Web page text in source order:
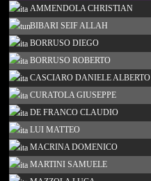
AMMENDOLA CHRISTIAN
BIBARI SEIF ALLAH
BORRUSO DIEGO
BORRUSO ROBERTO
CASCIARO DANIELE ALBERTO
CURATOLA GIUSEPPE
DE FRANCO CLAUDIO
LUI MATTEO
MACRINA DOMENICO
MARTINI SAMUELE